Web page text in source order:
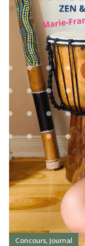
Concours, Journal